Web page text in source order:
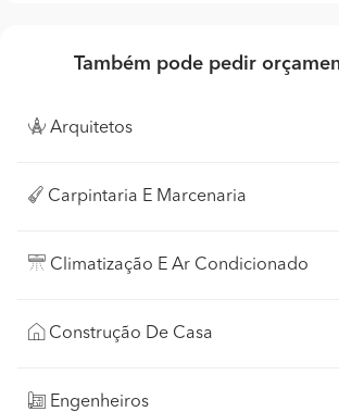
Também pode pedir
Arquitetos
Carpintaria E Marcenaria
Climatização E Ar Condicionado
Construção De Casa
Engenheiros